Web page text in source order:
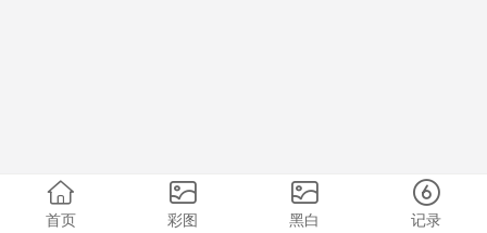
首页 彩图 黑白 记录